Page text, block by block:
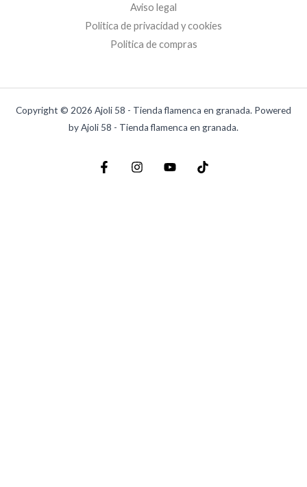
Aviso legal
Politica de privacidad y cookies
Politica de compras
Copyright © 2026 Ajoli 58 - Tienda flamenca en granada. Powered
by Ajoli 58 - Tienda flamenca en granada.